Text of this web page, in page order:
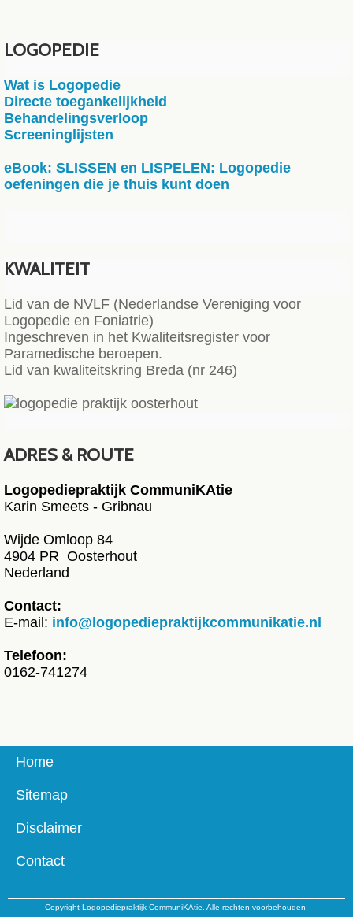
LOGOPEDIE
Wat is Logopedie
Directe toegankelijkheid
Behandelingsverloop
Screeninglijsten
eBook: SLISSEN en LISPELEN: Logopedie
oefeningen die je thuis kunt doen
KWALITEIT
Lid van de NVLF (Nederlandse Vereniging voor
Logopedie en Foniatrie)
Ingeschreven in het Kwaliteitsregister voor
Paramedische beroepen.
Lid van kwaliteitskring Breda (nr 246)
ADRES & ROUTE
Logopediepraktijk CommuniKAtie
Karin Smeets - Gribnau
Wijde Omloop 84
4904 PR Oosterhout
Nederland
Contact:
E-mail: info@logopediepraktijkcommunikatie.nl
Telefoon:
0162-741274
Home
Sitemap
Disclaimer
Contact
Copyright Logopediepraktijk CommuniKAtie. Alle rechten voorbehouden.